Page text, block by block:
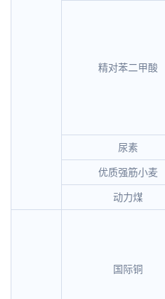
精对苯二甲酸
尿素
优质强筋小麦
动力煤
国际铜